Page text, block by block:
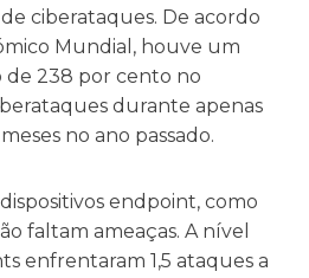
ciberataques. De acordo
Mundial, houve um
238 por cento no
durante apenas
no ano passado.
endpoint, como
faltam ameaças. A nível
enfrentaram 1,5 ataques a